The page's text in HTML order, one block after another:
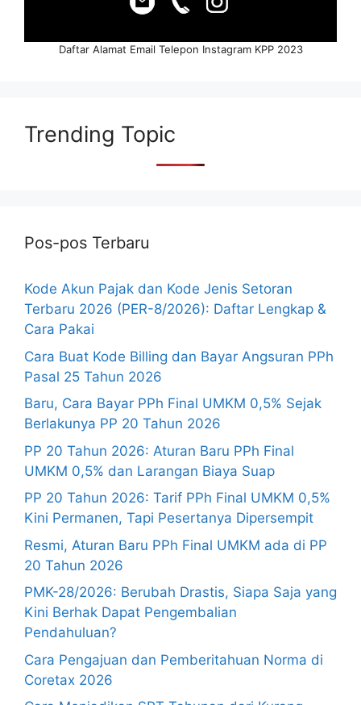
Daftar Alamat Email Telepon Instagram KPP 2023
Trending Topic
Pos-pos Terbaru
Kode Akun Pajak dan Kode Jenis Setoran
Terbaru 2026 (PER-8/2026): Daftar Lengkap &
Cara Pakai
Cara Buat Kode Billing dan Bayar Angsuran PPh
Pasal 25 Tahun 2026
Baru, Cara Bayar PPh Final UMKM 0,5% Sejak
Berlakunya PP 20 Tahun 2026
PP 20 Tahun 2026: Aturan Baru PPh Final
UMKM 0,5% dan Larangan Biaya Suap
PP 20 Tahun 2026: Tarif PPh Final UMKM 0,5%
Kini Permanen, Tapi Pesertanya Dipersempit
Resmi, Aturan Baru PPh Final UMKM ada di PP
20 Tahun 2026
PMK-28/2026: Berubah Drastis, Siapa Saja yang
Kini Berhak Dapat Pengembalian
Pendahuluan?
Cara Pengajuan dan Pemberitahuan Norma di
Coretax 2026